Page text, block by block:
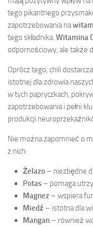
tego pikantnego
zapotrzebowania na
tego składnika. Witamina
odpornościowy, ale także
Oprócz tego, chili
istotnej dla zdrowia
w tych papryczkach,
zapotrzebowania i pełni
produkcji
Nie można zapomnieć o
z nich:
Żelazo – niezbędne
Potas – pomaga
Magnez – wspiera
Miedź – istotna dla
Mangan – również